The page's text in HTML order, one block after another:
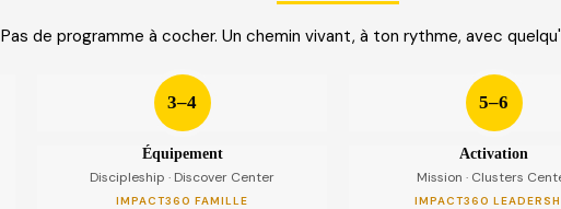
Pas de programme à cocher. Un chemin vivant, à ton rythme, avec
3–4
Équipement
Discipleship · Discover Center
IMPACT360 FAMILLE
5–6
Activation
Mission · Clusters
IMPACT360